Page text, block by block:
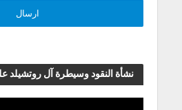
نشأة النقود وسيطرة آل روتشيلد